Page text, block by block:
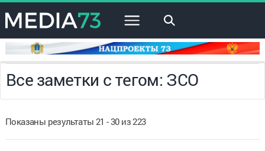
×
Все заметки с тегом: ЗСО
Показаны результаты 21 - 30 из 223